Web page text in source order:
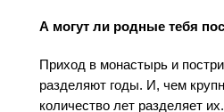
А могут ли родные тебя
Приход в монастырь и
разделяют годы. И, чем
количество лет разделяет